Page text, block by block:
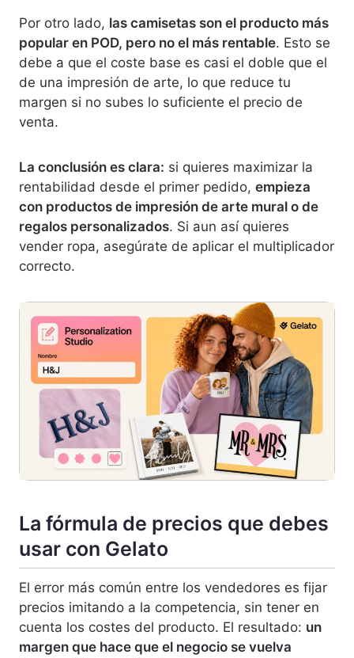
Por otro lado, las camisetas son el producto más
popular en POD, pero no el más rentable. Esto se
debe a que el coste base es casi el doble que el
de una impresión de arte, lo que reduce tu
margen si no subes lo suficiente el precio de
venta.
La conclusión es clara: si quieres maximizar la
rentabilidad desde el primer pedido, empieza
con productos de impresión de arte mural o de
regalos personalizados. Si aun así quieres
vender ropa, asegúrate de aplicar el multiplicador
correcto.
La fórmula de precios que debes
usar con Gelato
El error más común entre los vendedores es fijar
precios imitando a la competencia, sin tener en
cuenta los costes del producto. El resultado: un
margen que hace que el negocio se vuelva